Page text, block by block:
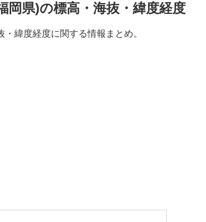
岡県)の標高・海抜・緯度経度
緯度経度に関する情報まとめ。